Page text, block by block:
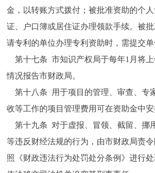
金，以转账方式拨付；被批准资助的个
证、户口簿或居住证办理领款手续。被
请专利的单位办理专利资助时，需提交单
第十七条 市知识产权局于每年1月将上
情况报告市财政局。
第十八条 用于项目的管理、审查、专
收等工作的项目管理费用可在资助金中安
第十九条 对于虚报、冒领、截留、挪
等违反财经法规的行为，由市财政局责
照《财政违法行为处罚处分条例》进行处